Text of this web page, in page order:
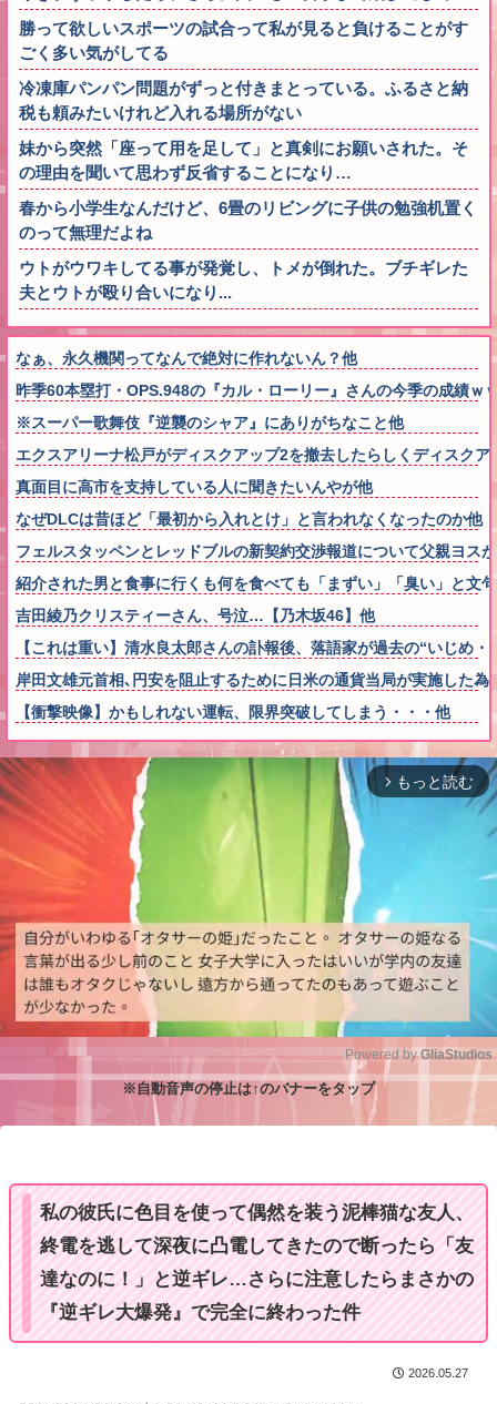
勝って欲しいスポーツの試合って私が見ると負けることがす
ごく多い気がしてる
冷凍庫パンパン問題がずっと付きまとっている。ふるさと納
税も頼みたいけれど入れる場所がない
妹から突然「座って用を足して」と真剣にお願いされた。そ
の理由を聞いて思わず反省することになり…
春から小学生なんだけど、6畳のリビングに子供の勉強机置く
のって無理だよね
ウトがウワキしてる事が発覚し、トメが倒れた。ブチギレた
夫とウトが殴り合いになり...
なぁ、永久機関ってなんで絶対に作れないん？他
昨季60本塁打・OPS.948の『カル・ローリー』さんの今季の成績ｗ
※スーパー歌舞伎『逆襲のシャア』にありがちなこと他
エクスアリーナ松戸がディスクアップ2を撤去したらしくディスク
真面目に高市を支持している人に聞きたいんやが他
なぜDLCは昔ほど「最初から入れとけ」と言われなくなったのか他
フェルスタッペンとレッドブルの新契約交渉報道について父親ヨス
紹介された男と食事に行くも何を食べても「まずい」「臭い」と
吉田綾乃クリスティーさん、号泣…【乃木坂46】他
【これは重い】清水良太郎さんの訃報後、落語家が過去の“いじめ・
岸田文雄元首相､円安を阻止するために日米の通貨当局が実施した
【衝撃映像】かもしれない運転、限界突破してしまう・・・他
arrow_forward_ios もっと読む
Powered by GliaStudios
※自動音声の停止は↑のバナーをタップ
私の彼氏に色目を使って偶然を装う泥棒猫な友人、
終電を逃して深夜に凸電してきたので断ったら「友
達なのに！」と逆ギレ…さらに注意したらまさかの
『逆ギレ大爆発』で完全に終わった件
2026.05.27